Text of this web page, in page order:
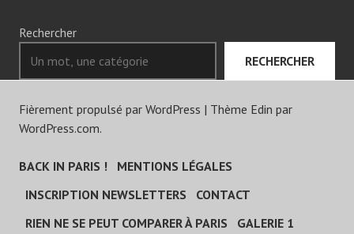
Rechercher
RECHERCHER
Fièrement propulsé par WordPress | Thème Edin par
WordPress.com.
BACK IN PARIS !
MENTIONS LÉGALES
INSCRIPTION NEWSLETTERS
CONTACT
RIEN NE SE PEUT COMPARER À PARIS
GALERIE 1